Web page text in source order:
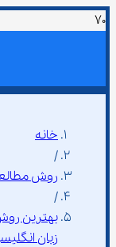
خانه
/
روش
/
بهترین
زبان